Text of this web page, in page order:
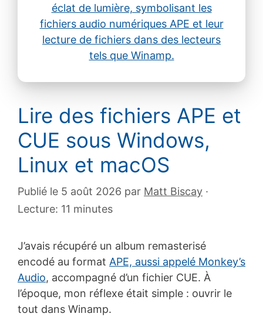
Lire des fichiers APE et
CUE sous Windows,
Linux et macOS
Publié le 5 août 2026 par Matt Biscay ·
Lecture: 11 minutes
J’avais récupéré un album remasterisé
encodé au format APE, aussi appelé Monkey’s
Audio, accompagné d’un fichier CUE. À
l’époque, mon réflexe était simple : ouvrir le
tout dans Winamp.